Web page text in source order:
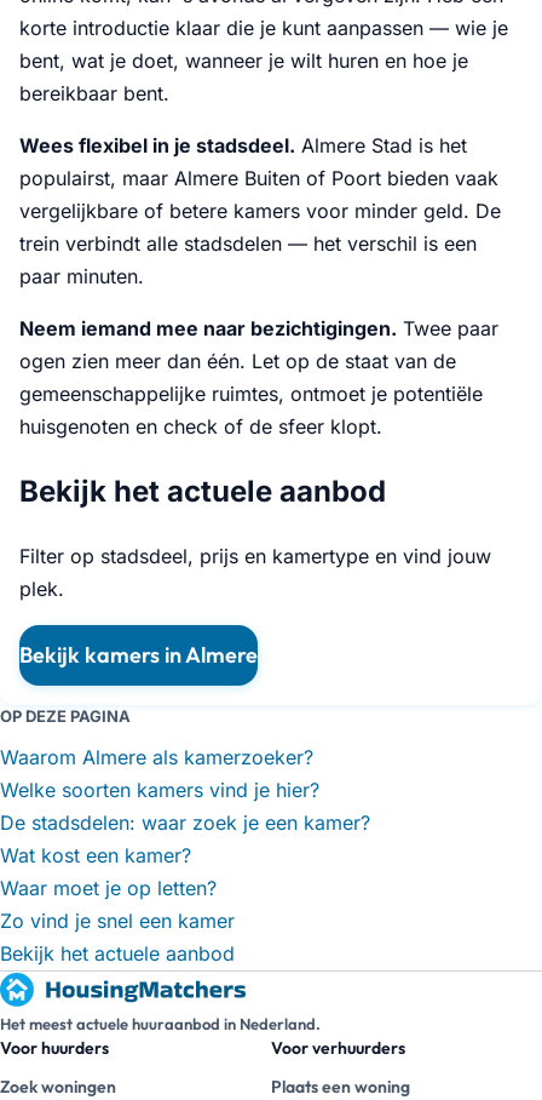
korte introductie klaar die je kunt aanpassen — wie je
bent, wat je doet, wanneer je wilt huren en hoe je
bereikbaar bent.
Wees flexibel in je stadsdeel. Almere Stad is het
populairst, maar Almere Buiten of Poort bieden vaak
vergelijkbare of betere kamers voor minder geld. De
trein verbindt alle stadsdelen — het verschil is een
paar minuten.
Neem iemand mee naar bezichtigingen. Twee paar
ogen zien meer dan één. Let op de staat van de
gemeenschappelijke ruimtes, ontmoet je potentiële
huisgenoten en check of de sfeer klopt.
Bekijk het actuele aanbod
Filter op stadsdeel, prijs en kamertype en vind jouw
plek.
Bekijk kamers in Almere
OP DEZE PAGINA
Waarom Almere als kamerzoeker?
Welke soorten kamers vind je hier?
De stadsdelen: waar zoek je een kamer?
Wat kost een kamer?
Waar moet je op letten?
Zo vind je snel een kamer
Bekijk het actuele aanbod
Het meest actuele huuraanbod in Nederland.
Voor huurders
Zoek woningen
Voor verhuurders
Plaats een woning